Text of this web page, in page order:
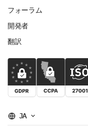
フォーラム
開発者
翻訳
JA